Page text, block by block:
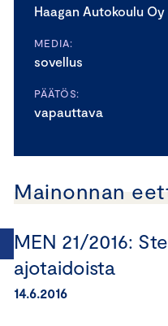
Haagan Autokoulu Oy
MEDIA:
sovellus
PÄÄTÖS:
vapauttava
Mainonnan
MEN 21/2016:
ajotaidoista
14.6.2016